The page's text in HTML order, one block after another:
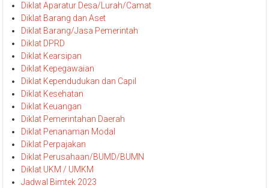
Diklat Aparatur Desa/Lurah/Camat
Diklat Barang dan Aset
Diklat Barang/Jasa Pemerintah
Diklat DPRD
Diklat Kearsipan
Diklat Kepegawaian
Diklat Kependudukan dan Capil
Diklat Kesehatan
Diklat Keuangan
Diklat Pemerintahan Daerah
Diklat Penanaman Modal
Diklat Perpajakan
Diklat Perusahaan/BUMD/BUMN
Diklat UKM / UMKM
Jadwal Bimtek 2023